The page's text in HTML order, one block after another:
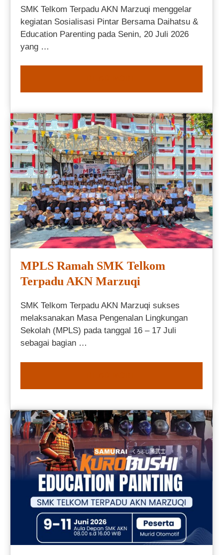
SMK Telkom Terpadu AKN Marzuqi menggelar
kegiatan Sosialisasi Pintar Bersama Daihatsu &
Education Parenting pada Senin, 20 Juli 2026
yang …
MPLS Ramah SMK Telkom
Terpadu AKN Marzuqi
SMK Telkom Terpadu AKN Marzuqi sukses
melaksanakan Masa Pengenalan Lingkungan
Sekolah (MPLS) pada tanggal 16 – 17 Juli
sebagai bagian …